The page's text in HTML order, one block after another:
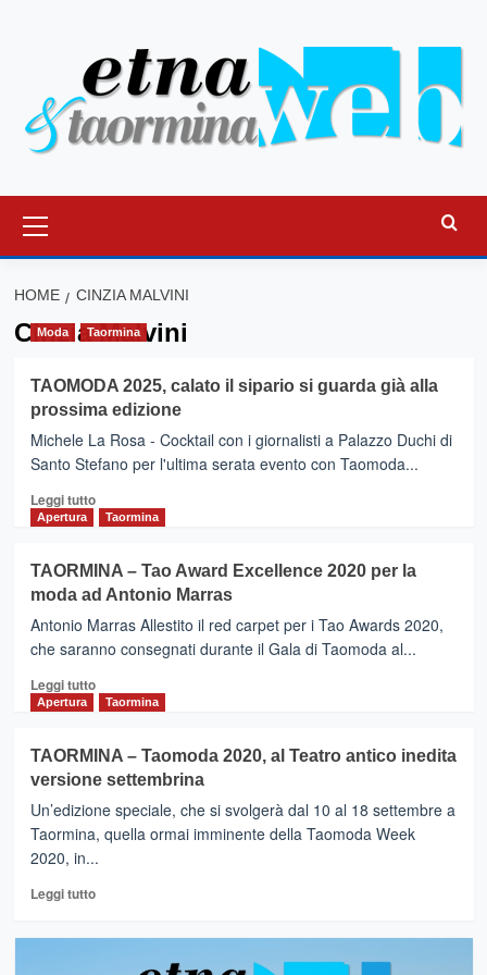
principale
HOME CINZIA MALVINI
Cinzia Malvini
Moda Taormina
TAOMODA 2025, calato il sipario si guarda già alla
prossima edizione
Michele La Rosa - Cocktail con i giornalisti a Palazzo Duchi di
Santo Stefano per l'ultima serata evento con Taomoda...
Leggi tuttoLeggi
TAOMODA
2025,
calato
sipario
si
guarda
prossima
edizione
Apertura Taormina
TAORMINA – Tao Award Excellence 2020 per la
moda ad Antonio Marras
Antonio Marras Allestito il red carpet per i Tao Awards 2020,
che saranno consegnati durante il Gala di Taomoda al...
Leggi tuttoLeggi
TAORMINA
–
Tao
Award
Excellence
2020
per
Antonio
Apertura Taormina
TAORMINA – Taomoda 2020, al Teatro antico inedita
versione settembrina
Un’edizione speciale, che si svolgerà dal 10 al 18 settembre a
Taormina, quella ormai imminente della Taomoda Week
2020, in...
Leggi tuttoLeggi